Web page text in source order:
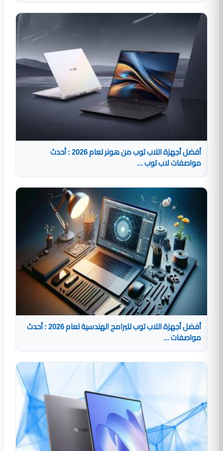
أفضل أجهزة اللاب توب من هونر لعام 2026 : أحدث
مواصفات لاب توب ...
أفضل أجهزة اللاب توب للبرامج الهندسية لعام 2026 : أحدث
مواصفات ...